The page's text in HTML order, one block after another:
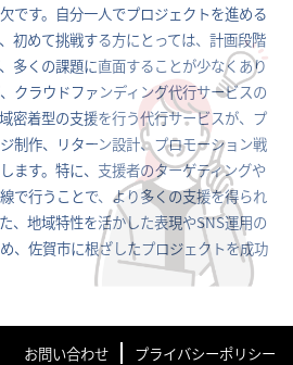
です。自分一人でプロジェクトを進める
初めて挑戦する方にとっては、計画段階
多くの課題に直面することが少なくあり
クラウドファンディング代行サービスの
密着型の支援を行う代行サービスが、プ
制作、リターン設計、プロモーション戦
ます。特に、支援者のターゲティングや
で行うことで、より多くの支援を得られ
、地域特性を活かした表現やSNS運用の
、佐賀市に根ざしたプロジェクトを成功
お問い合わせ プライバシーポリシー